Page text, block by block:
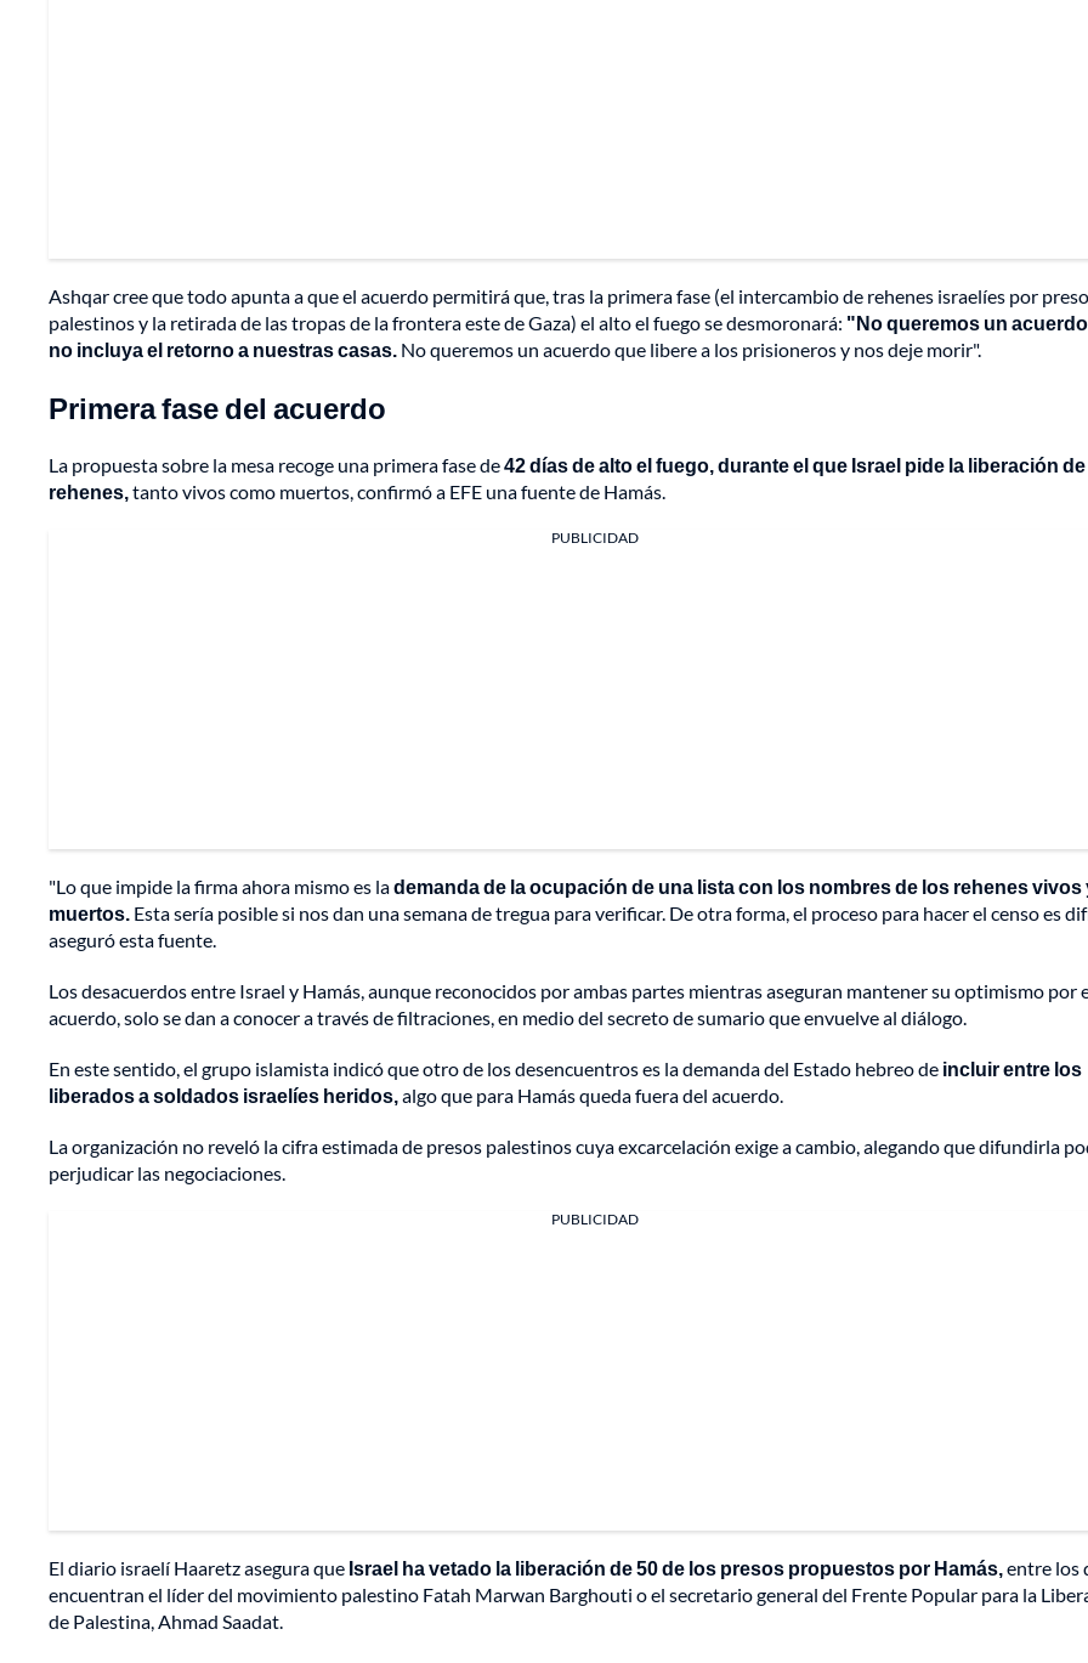
Ashqar cree que todo apunta a que el acuerdo permitirá que, tras la primera fase (el intercambio de rehenes israelíes por
palestinos y la retirada de las tropas de la frontera este de Gaza) el alto el fuego se desmoronará: "No queremos un
no incluya el retorno a nuestras casas. No queremos un acuerdo que libere a los prisioneros y nos deje morir".
Primera fase del acuerdo
La propuesta sobre la mesa recoge una primera fase de42 días de alto el fuego, durante el que Israel pide la liberación de
rehenes,tanto vivos como muertos, confirmó a EFE una fuente de Hamás.
PUBLICIDAD
"Lo que impide la firma ahora mismo es lademanda de la ocupación de una lista con los nombres de los rehenes vivos
muertos. Esta sería posible si nos dan una semana de tregua para verificar. De otra forma, el proceso para hacer el censo es
aseguró esta fuente.
Los desacuerdos entre Israel y Hamás, aunque reconocidos por ambas partes mientras aseguran mantener su optimismo por
acuerdo, solo se dan a conocer a través de filtraciones, en medio del secreto de sumario que envuelve al diálogo.
En este sentido, el grupo islamista indicó que otro de los desencuentros es la demanda del Estado hebreo de incluir entre los
liberados a soldados israelíes heridos,algo que para Hamás queda fuera del acuerdo.
La organización no reveló la cifra estimada de presos palestinos cuya excarcelación exige a cambio, alegando que difundirla
perjudicar las negociaciones.
PUBLICIDAD
El diario israelí Haaretz asegura que Israel ha vetado la liberación de 50 de los presos propuestos por Hamás,entre los
encuentran el líder del movimiento palestino Fatah Marwan Barghouti o el secretario general del Frente Popular para la
de Palestina, Ahmad Saadat.